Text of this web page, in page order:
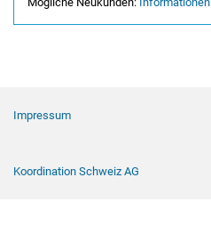
Impressum
Koordination Schweiz AG